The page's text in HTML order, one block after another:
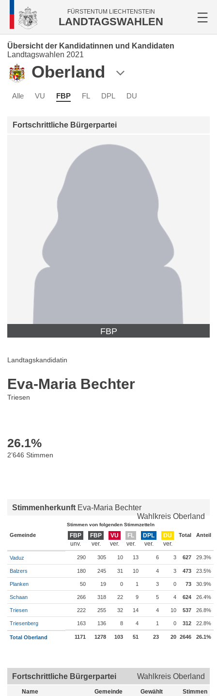
FÜRSTENTUM LIECHTENSTEIN
LANDTAGSWAHLEN
Übersicht der Kandidatinnen und Kandidaten
Landtagswahlen 2021
Oberland
Alle VU FBP FL DPL DU
Fortschrittliche Bürgerpartei
FBP
Landtagskandidatin
Eva-Maria Bechter
Triesen
26.1%
2’646 Stimmen
Stimmenherkunft Eva-Maria Bechter
Wahlkreis Oberland
Stimmen von folgenden Stimmzetteln
Gemeinde FBP FBP VU FL DPL DU Total Anteil
Vaduz 290 305 10 13 6 3 627 29.3%
Balzers 180 245 31 10 4 3 473 23.5%
Planken 50 19 0 1 3 0 73 30.9%
Schaan 266 318 22 9 5 4 624 26.4%
Triesen 222 255 32 14 4 10 537 26.8%
Triesenberg 163 136 8 4 1 0 312 22.8%
Total Oberland 1171 1278 103 51 23 20 2646 26.1%
Fortschrittliche Bürgerpartei Wahlkreis Oberland
Name Gemeinde Gewählt Stimmen